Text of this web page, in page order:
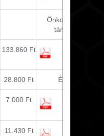
Önkormányzati
támogatás
133.860 Ft
28.800 Ft Étkezés
7.000 Ft
11.430 Ft